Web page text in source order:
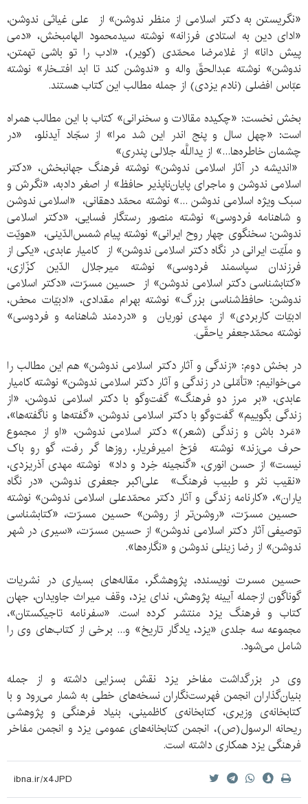
«نگریستن به دکتر اسلامی از منظر ندوشن» از علی غیاثی ندوشن،
«ادای دین به استادی فرزانه» نوشته سیدمحمود الهام‏بخش، «دمی
پیش دانا» از غلامرضا محمّدی (کویر)، «ادب را تو باشی تهمتن،
ندوشن» نوشته عبدالحقّ واله و «ندوشن کند تا ابد افتـخار» نوشته
عبّاس افضلی (نادم یزدی) از جمله مطالب این کتاب هستند.
بخش نخست: «چکیده مقالات و سخنرانی» کتاب با این مطالب همراه
است: «چهل سال و پنج اندر این شد مرا» از سجّاد آیدنلو، «در
چشمان خاطره‌ها...» از یداللَّه جلالی پندری»
«اندیشه در آثار اسلامی ندوشن» نوشته فرهنگ جهانبخش، «دکتر
اسلامی ندوشن و ماجرای پایان‏‌ناپذیر حافظ» ار اصغر دادبه، «نگرش و
سبک ویژه اسلامی ندوشن ...» نوشته محمّد دهقانی، «اسلامی ندوشن
و شاهنامه فردوسی» نوشته منصور رستگار فسایی، «دکتر اسلامی
ندوشن: سخنگوی چهار روح ایرانی» نوشته پیام شمس‌‏الدّینی، «هویّت
و ملّیّت ایرانی در نگاه دکتر اسلامی ندوشن» از کامیار عابدی، «یکی از
فرزندان سپاسمند فردوسی» نوشته میرجلال ‏الدّین کزّازی،
«کتابشناسی دکتر اسلامی ندوشن» از حسین مسرّت، «دکتر اسلامی
ندوشن: حافظ‌شناسی بزرگ» نوشته بهرام مقدادی، «ادبیّات محض،
ادبیّات کاربردی» از مهدی نوریان و «دردمند شاهنامه و فردوسی»
نوشته محمّدجعفر یاحقّی.
در بخش دوم: «زندگی و آثار دکتر اسلامی‏ ندوشن» هم این مطالب را
می‌خوانیم: «تأمّلی در زندگی و آثار دکتر اسلامی ندوشن» نوشته کامیار
عابدی، «بر مرز دو فرهنگ» گفت‌وگو با دکتر اسلامی ندوشن، «از
زندگی بگوییم» گفت‌وگو با دکتر اسلامی ندوشن، «گفته‌‏ها و ناگفته‏‌ها»،
«مَرد باش و زندگی (شعر)» دکتر اسلامی ندوشن، «او از مجموع
حرف می‌‏زند» نوشته فرّخ امیرفریار، روزها گر رفت، گو رو باک
نیست» از حسن انوری، «گنجینه خِرد و داد» نوشته مهدی آذریزدی،
«نقیب نثر و طبیب فرهنگ» علی‌‏اکبر جعفری ندوشن، «در نگاه
یاران»، «کارنامه زندگی و آثار دکتر محمّدعلی اسلامی ندوشن» نوشته
حسین مسرّت، «روشن‌تر از روشن» حسین مسرّت، «کتابشناسی
توصیفی آثار دکتر اسلامی ندوشن» از حسین مسرّت، «سیری در شهر
ندوشن» از رضا زینلی ندوشن و «نگاره‌ها».
حسین مسرت نویسنده، پژوهشگر، مقاله‌های بسیاری در نشریات
گوناگون ازجمله آیینه پژوهش، ندای یزد، وقف میراث جاویدان، جهان
کتاب و فرهنگ یزد منتشر کرده است. «سفرنامه تاجیکستان»،
مجموعه سه جلدی «یزد، یادگار تاریخ» و... برخی از کتاب‌های وی را
شامل می‌شود.
وی در بزرگداشت مفاخر یزد نقش بسزایی داشته و از جمله
بنیان‌گذاران انجمن فهرست‌نگاران نسخه‌های خطی به شمار می‌رود و با
کتابخانه‌ی وزیری، کتابخانه‌ی کاظمینی، بنیاد فرهنگی و پژوهشی
ریحانه الرسول(ص)، انجمن کتابخانه‌های عمومی یزد و انجمن مفاخر
فرهنگی یزد همکاری داشته است.